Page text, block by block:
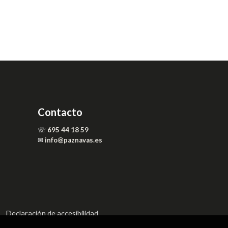
Contacto
☏ 695 44 18 59
✉ info@paznavas.es
Declaración de accesibilidad